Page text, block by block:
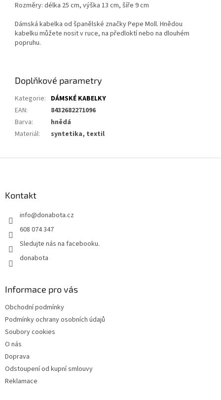
Rozměry: délka 25 cm, výška 13 cm, šíře 9 cm
Dámská kabelka od španělské značky Pepe Moll. Hnědou
kabelku můžete nosit v ruce, na předloktí nebo na dlouhém
popruhu.
Doplňkové parametry
Kategorie: DÁMSKÉ KABELKY
EAN:
8432682271096
Barva:
hnědá
Materiál: syntetika, textil
Kontakt
info@donabota.cz
608 074 347
Sledujte nás na facebooku.
donabota
Informace pro vás
Obchodní podmínky
Podmínky ochrany osobních údajů
Soubory cookies
O nás
Doprava
Odstoupení od kupní smlouvy
Reklamace